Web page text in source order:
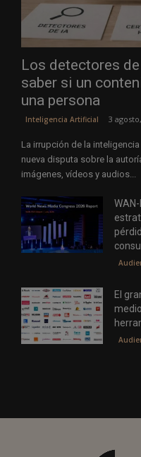
Los detectores
saber si un
una persona
Inteligencia Artificial 3
La irrupción de la
nueva disputa sobre la
imágenes, vídeos y audios...
El